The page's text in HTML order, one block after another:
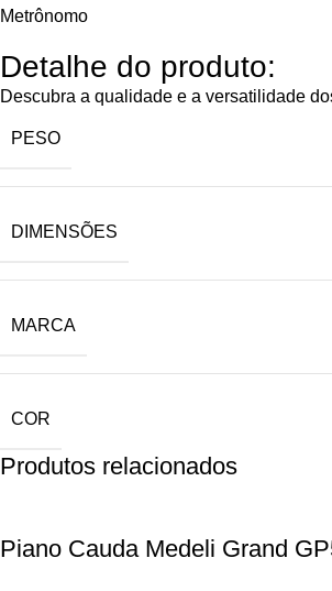
Metrônomo
Detalhe do produto:
Descubra a qualidade e a versatilidade
PESO
DIMENSÕES
MARCA
COR
Produtos relacionados
Piano Cauda Medeli Grand